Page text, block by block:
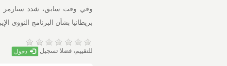
وفي وقت سابق، شدد ستارمر
بريطانيا بشأن البرنامج النووي
للتقييم، فضلا تسجيل دخول